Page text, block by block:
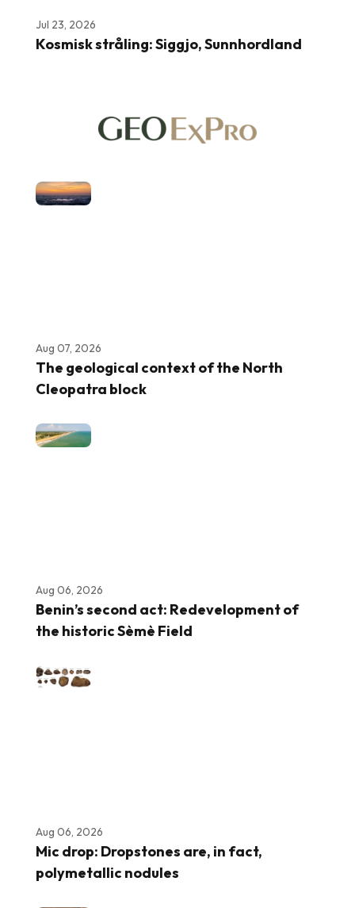
Jul 23, 2026
Kosmisk stråling: Siggjo, Sunnhordland
Aug 07, 2026
The geological context of the North
Cleopatra block
Aug 06, 2026
Benin’s second act: Redevelopment of
the historic Sèmè Field
Aug 06, 2026
Mic drop: Dropstones are, in fact,
polymetallic nodules